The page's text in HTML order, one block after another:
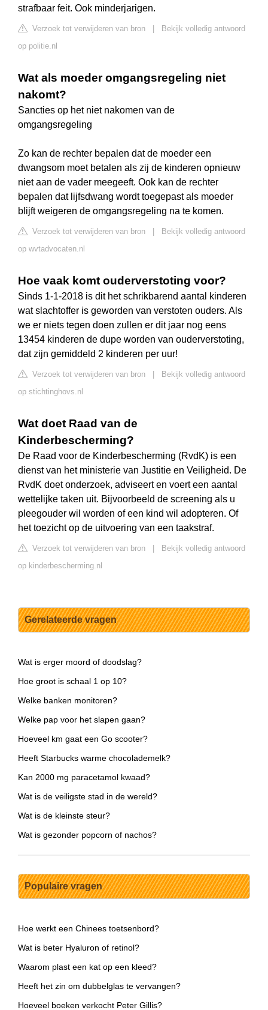
strafbaar feit. Ook minderjarigen.
Verzoek tot verwijderen van bron
Bekijk volledig antwoord
op politie.nl
Wat als moeder omgangsregeling niet
nakomt?
Sancties op het niet nakomen van de
omgangsregeling
Zo kan de rechter bepalen dat de moeder een
dwangsom moet betalen als zij de kinderen opnieuw
niet aan de vader meegeeft. Ook kan de rechter
bepalen dat lijfsdwang wordt toegepast als moeder
blijft weigeren de omgangsregeling na te komen.
Verzoek tot verwijderen van bron
Bekijk volledig antwoord
op wvtadvocaten.nl
Hoe vaak komt ouderverstoting voor?
Sinds 1-1-2018 is dit het schrikbarend aantal kinderen
wat slachtoffer is geworden van verstoten ouders. Als
we er niets tegen doen zullen er dit jaar nog eens
13454 kinderen de dupe worden van ouderverstoting,
dat zijn gemiddeld 2 kinderen per uur!
Verzoek tot verwijderen van bron
Bekijk volledig antwoord
op stichtinghovs.nl
Wat doet Raad van de
Kinderbescherming?
De Raad voor de Kinderbescherming (RvdK) is een
dienst van het ministerie van Justitie en Veiligheid. De
RvdK doet onderzoek, adviseert en voert een aantal
wettelijke taken uit. Bijvoorbeeld de screening als u
pleegouder wil worden of een kind wil adopteren. Of
het toezicht op de uitvoering van een taakstraf.
Verzoek tot verwijderen van bron
Bekijk volledig antwoord
op kinderbescherming.nl
Gerelateerde vragen
Wat is erger moord of doodslag?
Hoe groot is schaal 1 op 10?
Welke banken monitoren?
Welke pap voor het slapen gaan?
Hoeveel km gaat een Go scooter?
Heeft Starbucks warme chocolademelk?
Kan 2000 mg paracetamol kwaad?
Wat is de veiligste stad in de wereld?
Wat is de kleinste steur?
Wat is gezonder popcorn of nachos?
Populaire vragen
Hoe werkt een Chinees toetsenbord?
Wat is beter Hyaluron of retinol?
Waarom plast een kat op een kleed?
Heeft het zin om dubbelglas te vervangen?
Hoeveel boeken verkocht Peter Gillis?